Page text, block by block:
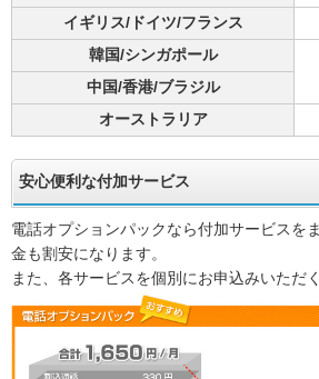
イギリス/ドイツ/フランス
韓国/シンガポール
中国/香港/ブラジル
オーストラリア
安心便利な付加サービス
電話オプションパックなら付加サービスを
金も割安になります。
また、各サービスを個別にお申込みいただ